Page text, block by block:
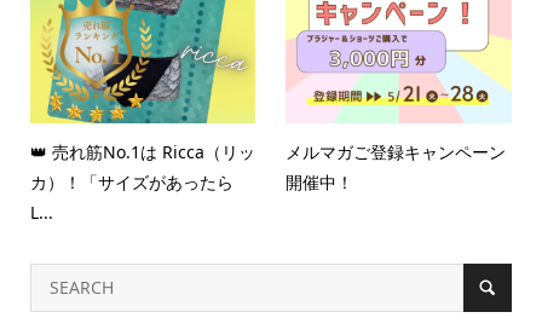
👑 売れ筋No.1は Ricca（リッ
カ）！「サイズがあったら
L...
メルマガご登録キャンペーン
開催中！